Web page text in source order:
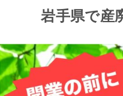
岩手県で産